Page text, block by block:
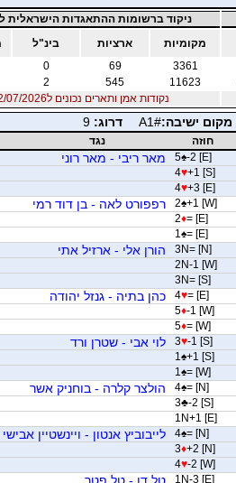
ניקוד ברשומות ההתאגדות הישראלית
מקומיות ארציות בינ"ל
3361
69
0
11623
545
2
נקודות אמן ותארים נכונים ל12/07/2026
מקום ישיבה:A1# דרוג: 9
חוזה
נגד
5♠-2 [E] מאר ריבי - מאר רוני
4♥+1 [S]
4♥+3 [E]
2♠+1 [W] רפפורט לאה - בן דוד רמי
2♦= [E]
1 ♠= [E]
3N= [N] הורן אלי - ארזיל אתי
2N-1 [W]
3N= [S]
4♥= [E] כהן בתיה - גנזל יהודה
5♦-1 [W]
5♦= [W]
3♥-1 [S] לוי אבי - שטרן ורד
1 ♠+1 [S]
1 ♠= [W]
4♠= [N] הולצר קלרה - בוחניק אשר
3♣-2 [S]
1N+1 [E]
4♠= [N] לייבוביץ אנטון - ויינשטיין אבישי
3♦+2 [N]
4♥-2 [W]
1N-3 [E] טל דן - טל פטר